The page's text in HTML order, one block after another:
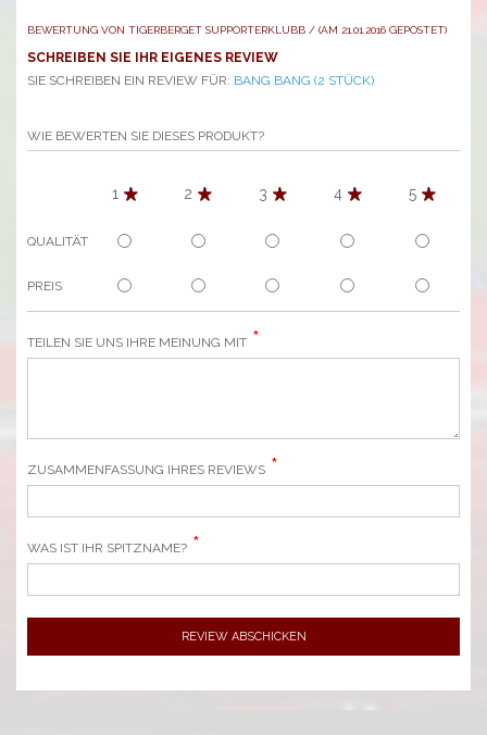
BEWERTUNG VON TIGERBERGET SUPPORTERKLUBB / (AM 21.01.2016 GEPOSTET)
SCHREIBEN SIE IHR EIGENES REVIEW
SIE SCHREIBEN EIN REVIEW FÜR: BANG BANG (2 STÜCK)
WIE BEWERTEN SIE DIESES PRODUKT?
1 2 3 4 5
QUALITÄT
PREIS
TEILEN SIE UNS IHRE MEINUNG MIT
ZUSAMMENFASSUNG IHRES REVIEWS
WAS IST IHR SPITZNAME?
REVIEW ABSCHICKEN